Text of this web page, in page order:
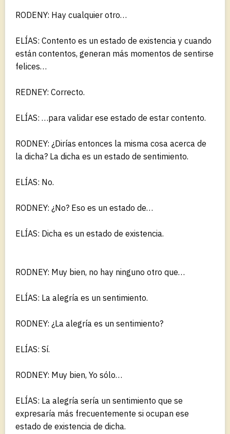
RODENY: Hay cualquier otro…
ELÍAS: Contento es un estado de existencia y cuando
están contentos, generan más momentos de sentirse
felices…
REDNEY: Correcto.
ELÍAS: …para validar ese estado de estar contento.
RODNEY: ¿Dirías entonces la misma cosa acerca de
la dicha? La dicha es un estado de sentimiento.
ELÍAS: No.
RODNEY: ¿No? Eso es un estado de…
ELÍAS: Dicha es un estado de existencia.
RODNEY: Muy bien, no hay ninguno otro que…
ELÍAS: La alegría es un sentimiento.
RODNEY: ¿La alegría es un sentimiento?
ELÍAS: Sí.
RODNEY: Muy bien, Yo sólo…
ELÍAS: La alegría sería un sentimiento que se
expresaría más frecuentemente si ocupan ese
estado de existencia de dicha.